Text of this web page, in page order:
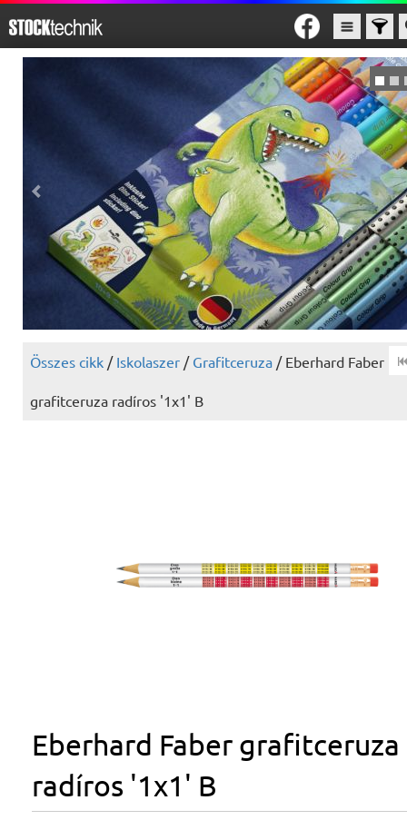
Összes cikk / Iskolaszer / Grafitceruza / Eberhard Faber
grafitceruza radíros '1x1' B
Eberhard Faber grafitceruza
radíros '1x1' B